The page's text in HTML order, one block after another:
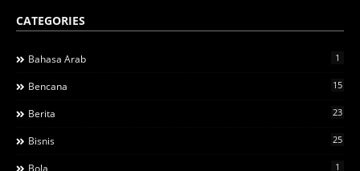
CATEGORIES
Bahasa Arab 1
Bencana 15
Berita 23
Bisnis 25
Bola 1